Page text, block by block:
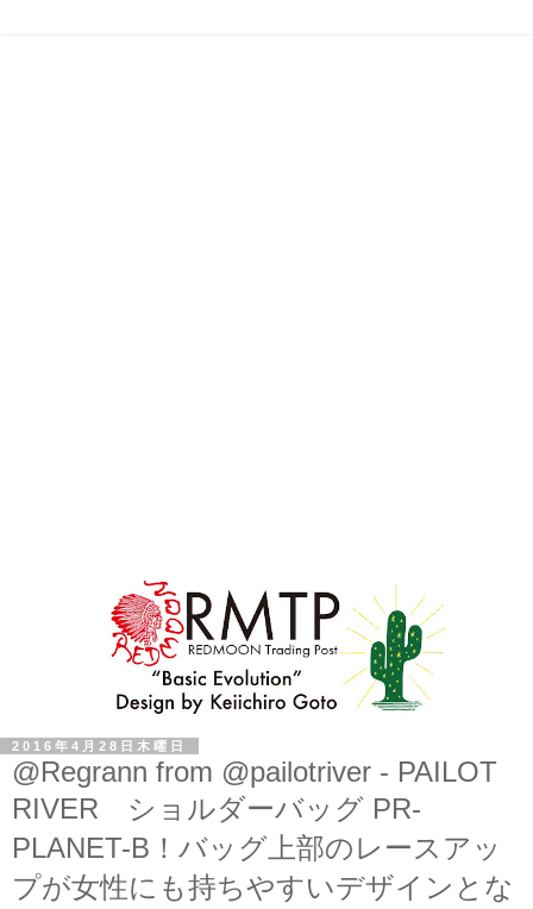
2016年4月28日木曜日
@Regrann from @pailotriver - PAILOT
RIVER ショルダーバッグ PR-
PLANET-B！バッグ上部のレースアッ
プが女性にも持ちやすいデザインとな